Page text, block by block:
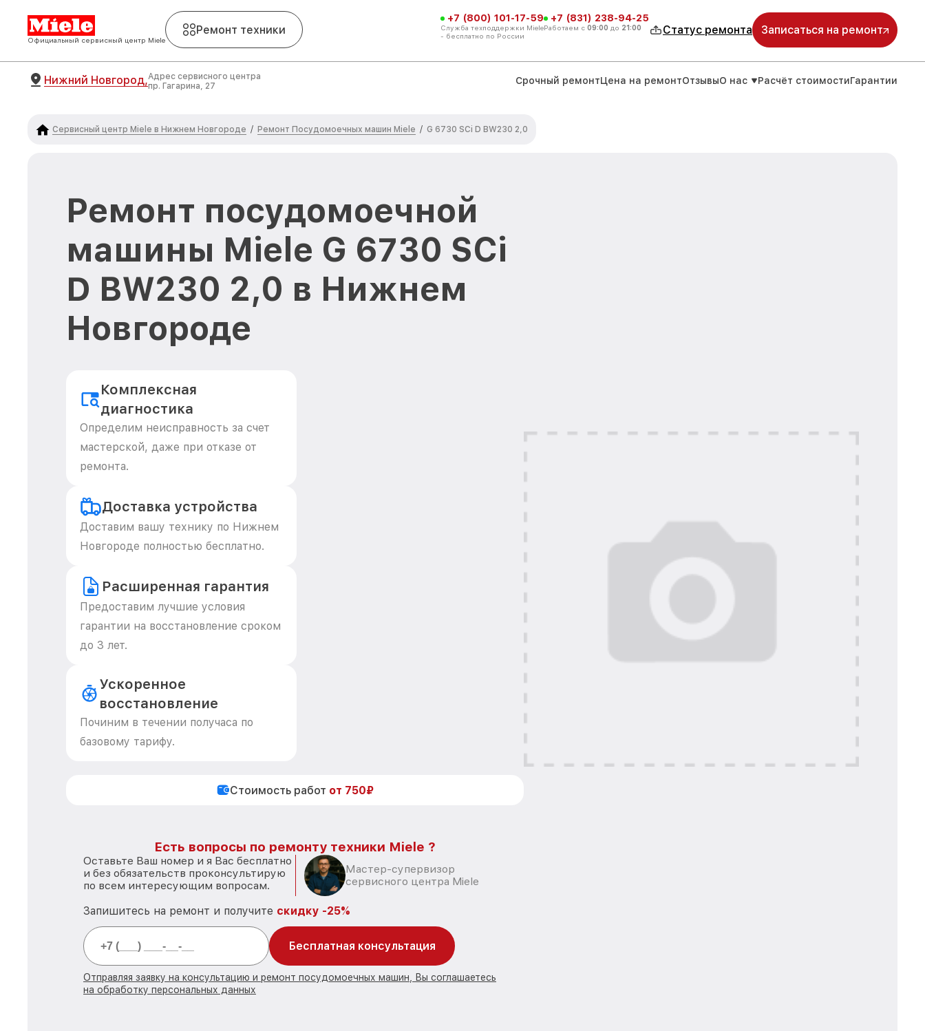
Официальный сервисный центр Miele
Ремонт техники
+7 (800) 101-17-59
Служба техподдержки Miele
- бесплатно по России
+7 (831) 238-94-25
Работаем с 09:00 до 21:00 Статус ремонта Записаться на ремонт
Нижний Новгород,Адрес сервисного центра
пр. Гагарина, 27
Срочный ремонтЦена на ремонтОтзывыО нас Расчёт стоимостиГарантии
Сервисный центр Miele в Нижнем Новгороде / Ремонт Посудомоечных машин Miele / G 6730 SCi D BW230 2,0
Ремонт посудомоечной
машины Miele G 6730 SCi
D BW230 2,0 в Нижнем
Новгороде
Комплексная
диагностика
Определим неисправность за счет
мастерской, даже при отказе от
ремонта.
Доставка устройства
Доставим вашу технику по Нижнем
Новгороде полностью бесплатно.
Расширенная гарантия
Предоставим лучшие условия
гарантии на восстановление сроком
до 3 лет.
Ускоренное
восстановление
Починим в течении получаса по
базовому тарифу.
Стоимость работ от 750₽
Есть вопросы по ремонту техники Miele ?
Оставьте Ваш номер и я Вас бесплатно
и без обязательств проконсультирую
по всем интересующим вопросам.
Мастер-супервизор
сервисного центра Miele
Запишитесь на ремонт и получите скидку -25%
Бесплатная консультация
Отправляя заявку на консультацию и ремонт посудомоечных машин, Вы соглашаетесь
на обработку персональных данных